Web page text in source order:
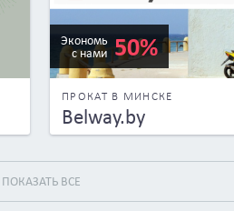
Экономь
с нами 50%
ПРОКАТ В МИНСКЕ
Belway.by
ПОКАЗАТЬ ВСЕ